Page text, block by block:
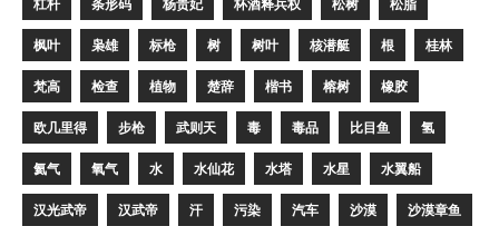
杠杆 条形码 杨贵妃 杯酒释兵权 松树 松脂
枫叶 枭雄 标枪 树 树叶 核潜艇 根 桂林
梵高 检查 植物 楚辞 楷书 榕树 橡胶
欧几里得 步枪 武则天 毒 毒品 比目鱼 氢
氦气 氧气 水 水仙花 水塔 水星 水翼船
汉光武帝 汉武帝 汗 污染 汽车 沙漠 沙漠章鱼